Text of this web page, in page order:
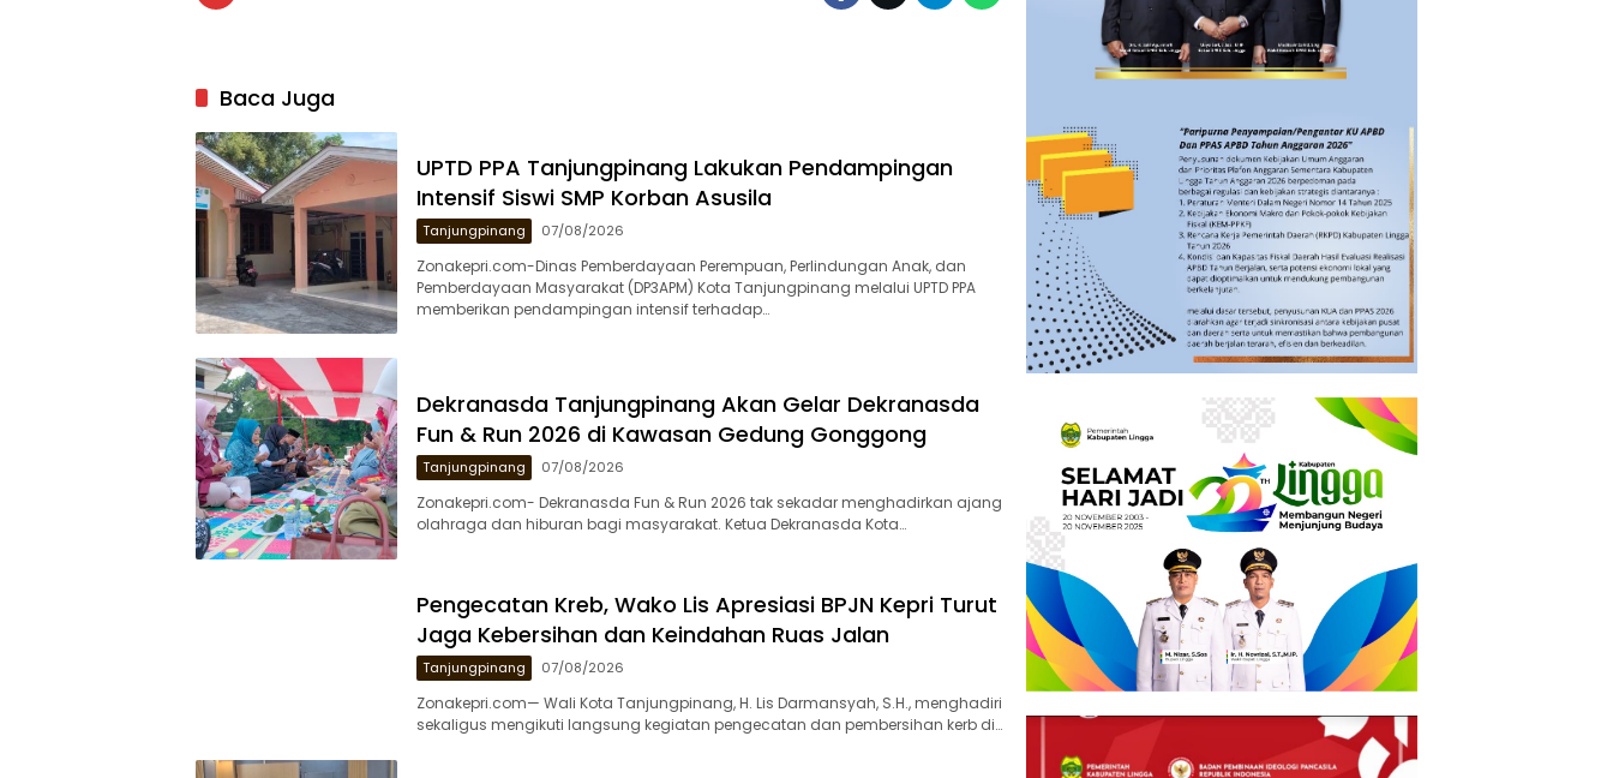
Baca Juga
UPTD PPA Tanjungpinang Lakukan Pendampingan
Intensif Siswi SMP Korban Asusila
Tanjungpinang 07/08/2026
Zonakepri.com-Dinas Pemberdayaan Perempuan, Perlindungan Anak, dan
Pemberdayaan Masyarakat (DP3APM) Kota Tanjungpinang melalui UPTD PPA
memberikan pendampingan intensif terhadap…
Dekranasda Tanjungpinang Akan Gelar Dekranasda
Fun & Run 2026 di Kawasan Gedung Gonggong
Tanjungpinang 07/08/2026
Zonakepri.com- Dekranasda Fun & Run 2026 tak sekadar menghadirkan ajang
olahraga dan hiburan bagi masyarakat. Ketua Dekranasda Kota…
Pengecatan Kreb, Wako Lis Apresiasi BPJN Kepri Turut
Jaga Kebersihan dan Keindahan Ruas Jalan
Tanjungpinang 07/08/2026
Zonakepri.com— Wali Kota Tanjungpinang, H. Lis Darmansyah, S.H., menghadiri
sekaligus mengikuti langsung kegiatan pengecatan dan pembersihan kerb di…